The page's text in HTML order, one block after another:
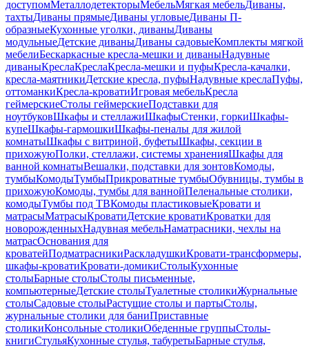
доступомМеталлодетекторыМебельМягкая мебельДиваны,
тахтыДиваны прямыеДиваны угловыеДиваны П-
образныеКухонные уголки, диваныДиваны
модульныеДетские диваныДиваны садовыеКомплекты мягкой
мебелиБескаркасные кресла-мешки и диваныНадувные
диваныКреслаКреслаКресла-мешки и пуфыКресла-качалки,
кресла-маятникиДетские кресла, пуфыНадувные креслаПуфы,
оттоманкиКресла-кроватиИгровая мебельКресла
геймерскиеСтолы геймерскиеПодставки для
ноутбуковШкафы и стеллажиШкафыСтенки, горкиШкафы-
купеШкафы-гармошкиШкафы-пеналы для жилой
комнатыШкафы с витриной, буфетыШкафы, секции в
прихожуюПолки, стеллажи, системы храненияШкафы для
ванной комнатыВешалки, подставки для зонтовКомоды,
тумбыКомодыТумбыПрикроватные тумбыОбувницы, тумбы в
прихожуюКомоды, тумбы для ваннойПеленальные столики,
комодыТумбы под ТВКомоды пластиковыеКровати и
матрасыМатрасыКроватиДетские кроватиКроватки для
новорожденныхНадувная мебельНаматрасники, чехлы на
матрасОснования для
кроватейПодматрасникиРаскладушкиКровати-трансформеры,
шкафы-кроватиКровати-домикиСтолыКухонные
столыБарные столыСтолы письменные,
компьютерныеДетские столыТуалетные столикиЖурнальные
столыСадовые столыРастущие столы и партыСтолы,
журнальные столики для баниПриставные
столикиКонсольные столикиОбеденные группыСтолы-
книгиСтульяКухонные стулья, табуретыБарные стулья,